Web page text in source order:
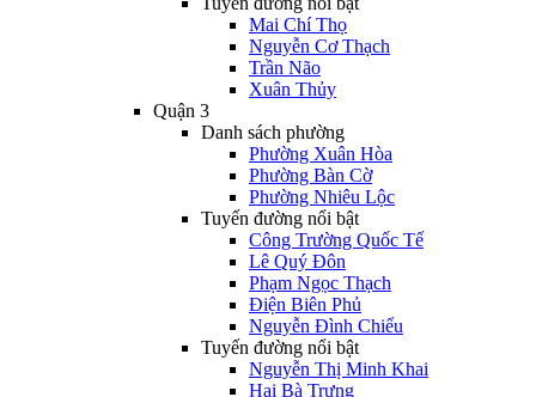
Mai Chí Thọ
Nguyễn Cơ Thạch
Trần Não
Xuân Thủy
Quận 3
Danh sách phường
Phường Xuân Hòa
Phường Bàn Cờ
Phường Nhiêu Lộc
Tuyến đường nổi bật
Công Trường Quốc Tế
Lê Quý Đôn
Phạm Ngọc Thạch
Điện Biên Phủ
Nguyễn Đình Chiểu
Tuyến đường nổi bật
Nguyễn Thị Minh Khai
Hai Bà Trưng